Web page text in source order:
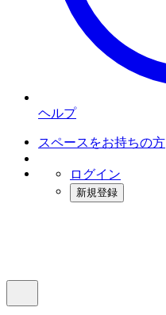
ヘルプ
スペースをお持ちの方
ログイン
新規登録